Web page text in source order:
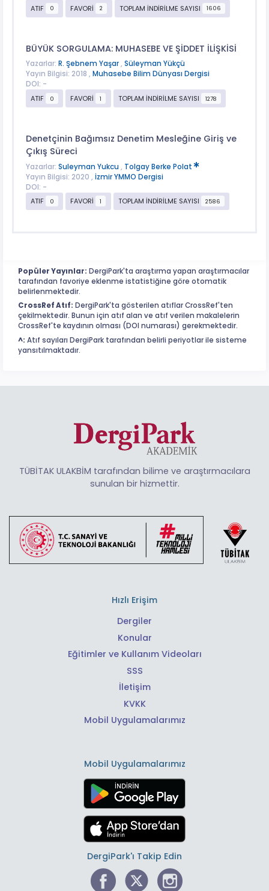
ATIF
0 FAVORİ 2 TOPLAM İNDİRİLME SAYISI 1606
BÜYÜK SORGULAMA: MUHASEBE VE ŞİDDET İLİŞKİSİ
Yazarlar: R. Şebnem Yaşar, Süleyman Yükçü
Yayın Bilgisi: 2018 , Muhasebe Bilim Dünyası Dergisi
DOI: -
ATIF
0 FAVORİ 1 TOPLAM İNDİRİLME SAYISI 1278
Denetçinin Bağımsız Denetim Mesleğine Giriş ve
Çıkış Süreci
Yazarlar: Suleyman Yukcu , Tolgay Berke Polat
Yayın Bilgisi: 2020 , İzmir YMMO Dergisi
DOI: -
ATIF
0 FAVORİ 1 TOPLAM İNDİRİLME SAYISI 2586
Popüler Yayınlar: DergiPark'ta araştırma yapan araştırmacılar
tarafından favoriye eklenme istatistiğine göre otomatik
belirlenmektedir.
CrossRef Atıf: DergiPark'ta gösterilen atıflar CrossRef'ten
çekilmektedir. Bunun için atıf alan ve atıf verilen makalelerin
CrossRef'te kaydının olması (DOI numarası) gerekmektedir.
^: Atıf sayıları DergiPark tarafından belirli periyotlar ile sisteme
yansıtılmaktadır.
TÜBİTAK ULAKBİM tarafından bilime ve araştırmacılara
sunulan bir hizmettir.
Hızlı Erişim
Dergiler
Konular
Eğitimler ve Kullanım Videoları
SSS
İletişim
KVKK
Mobil Uygulamalarımız
Mobil Uygulamalarımız
DergiPark'ı Takip Edin